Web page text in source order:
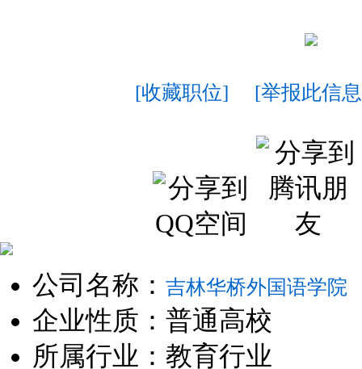
[收藏职位] [举报此信
公司名称： 吉林华桥外国语学院
企业性质：普通高校
所属行业：教育行业